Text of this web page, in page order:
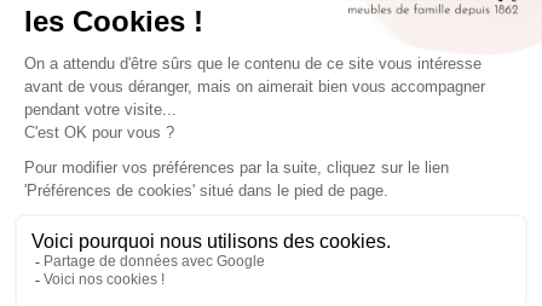
taquin faune et flore
63 x 78 - BLOUMA
taquin œuvre